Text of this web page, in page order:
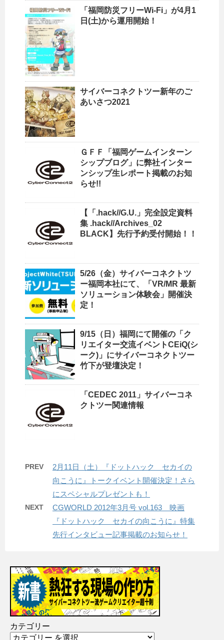
「福岡防災フリーWi-Fi」が4月1
日(土)から運用開始！
サイバーコネクトツー新年のご
あいさつ2021
ＧＦＦ「福岡ゲームインターン
シップブログ」に弊社インター
ンシップ生レポート掲載のお知
らせ!!
【「.hack//G.U.」完全設定資料
集 .hack//Archives_02
BLACK】先行予約受付開始！！
5/26（金）サイバーコネクトツ
ー福岡本社にて、「VR/MR 最新
ソリューション体験会」開催決
定！
9/15（日）福岡にて開催の「ク
リエイター交流イベントCEiQ(シ
ーク)」にサイバーコネクトツー
竹下が登壇決定！
「CEDEC 2011」サイバーコネ
クトツー関連情報
PREV
2月11日（土）『ドットハック セカイの
向こうに』トークイベント開催決定！さら
にスペシャルプレゼントも！
NEXT
CGWORLD 2012年3月号 vol.163 映画
『ドットハック セカイの向こうに』特集
先行インタビュー記事掲載のお知らせ！
カテゴリー